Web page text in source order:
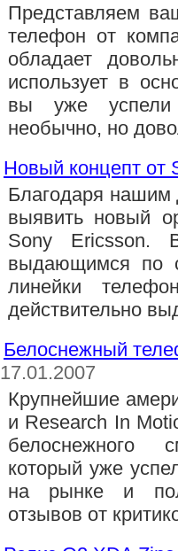
Представляем
телефон от
обладает
использует в
вы уже успели
необычно, но
Новый концепт от
Благодаря нашим
выявить новый
Sony Ericsson.
выдающимся по
линейки
действительно
Белоснежный
17.01.2007
Крупнейшие
и Research In
белоснежного
который уже
на рынке и
отзывов от